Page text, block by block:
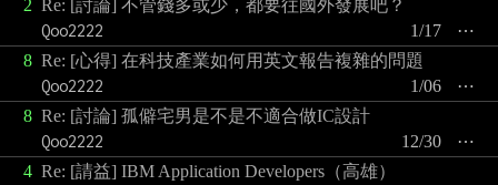
2 Re: [討論] 不管錢多或少，都要往國外發展吧？
Qoo2222
⋯
1/17
8 Re: [心得] 在科技產業如何用英文報告複雜的問題
Qoo2222
⋯
1/06
8 Re: [討論] 孤僻宅男是不是不適合做IC設計
Qoo2222
⋯
12/30
4 Re: [請益] IBM Application Developers（高雄）